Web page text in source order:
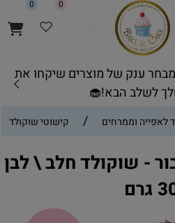
ענק של מוצרים שיקחו את
לשלב הבא!🧁
0 0
לאפייה וממרחים / קישוטי שוקולד
- שוקולד חלב \ לבן